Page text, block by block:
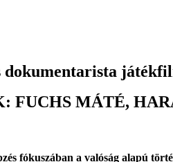
FUCHS MÁTÉ,
fókuszában a valóság alapú